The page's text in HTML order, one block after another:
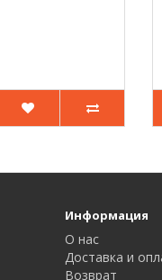
Информация
О нас
Доставка и
Возврат